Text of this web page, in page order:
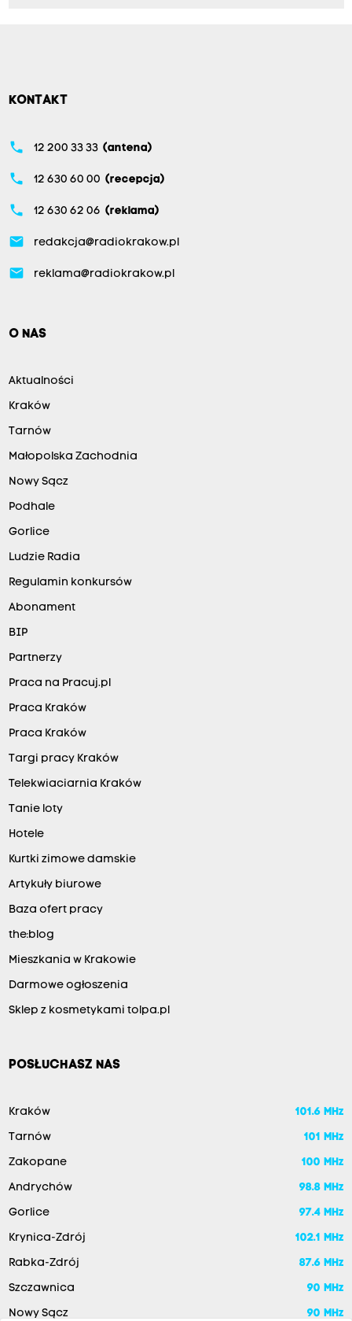
KONTAKT
phone 12 200 33 33 (antena)
phone 12 630 60 00 (recepcja)
phone 12 630 62 06 (reklama)
email redakcja@radiokrakow.pl
email reklama@radiokrakow.pl
O NAS
Aktualności
Kraków
Tarnów
Małopolska Zachodnia
Nowy Sącz
Podhale
Gorlice
Ludzie Radia
Regulamin konkursów
Abonament
BIP
Partnerzy
Praca na Pracuj.pl
Praca Kraków
Praca Kraków
Targi pracy Kraków
Telekwiaciarnia Kraków
Tanie loty
Hotele
Kurtki zimowe damskie
Artykuły biurowe
Baza ofert pracy
the:blog
Mieszkania w Krakowie
Darmowe ogłoszenia
Sklep z kosmetykami tolpa.pl
POSŁUCHASZ NAS
Kraków 101.6 MHz
Tarnów 101 MHz
Zakopane 100 MHz
Andrychów 98.8 MHz
Gorlice 97.4 MHz
Krynica-Zdrój 102.1 MHz
Rabka-Zdrój 87.6 MHz
Szczawnica 90 MHz
Nowy Sącz 90 MHz